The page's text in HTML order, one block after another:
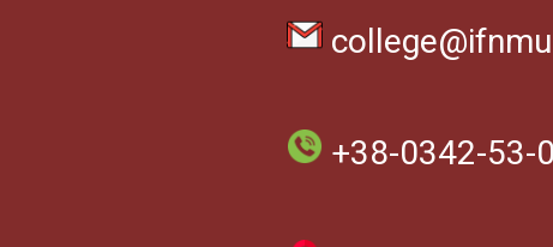
+38-0342-53-